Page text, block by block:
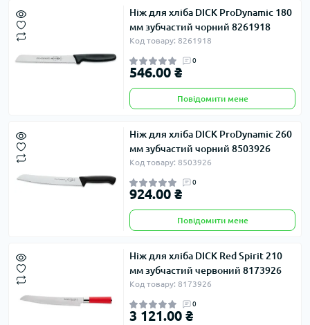
Ніж для хліба DICK ProDynamic 180
мм зубчастий чорний 8261918
Код товару: 8261918
0
546.00 ₴
Повідомити мене
Ніж для хліба DICK ProDynamic 260
мм зубчастий чорний 8503926
Код товару: 8503926
0
924.00 ₴
Повідомити мене
Ніж для хліба DICK Red Spirit 210
мм зубчастий червоний 8173926
Код товару: 8173926
0
3 121.00 ₴